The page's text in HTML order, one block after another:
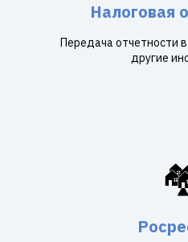
Налоговая
Передача отчетности
другие